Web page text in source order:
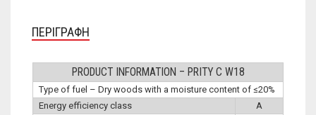
ΠΕΡΙΓΡΑΦΉ
PRODUCT INFORMATION – PRITY C W18
Type of fuel – Dry woods with a moisture content of ≤20%
Energy efficiency class
A